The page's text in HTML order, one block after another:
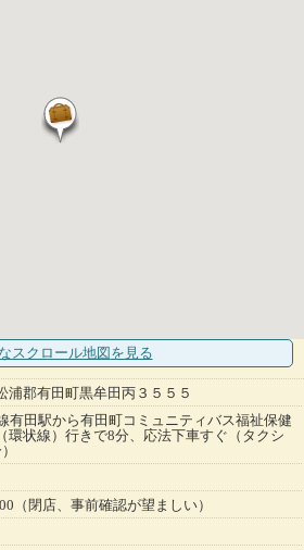
スクロール地図 を見る
浦郡有田町黒牟田丙３５５５
有田駅から有田町コミュニティバス福祉保健
環状線）行きで8分、応法下車すぐ（タクシ
（閉店、事前確認が望ましい）